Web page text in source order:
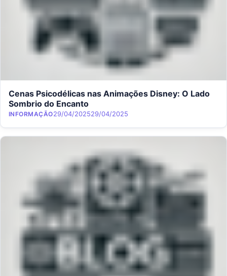
Cenas Psicodélicas nas Animações Disney: O Lado
Sombrio do Encanto
Category
INFORMAÇÃOPosted on
29/04/202529/04/2025